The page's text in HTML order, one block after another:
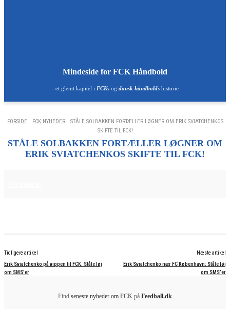
Mindeside for FCK Håndbold
- et glemt kapitel i FCKsog dansk håndboldshistorie
FORSIDE FCK NYHEDER
STÅLE SOLBAKKEN FORTÆLLER LØGNER OM ERIK SVIATCHENKOS
SKIFTE TIL FCK!
STÅLE SOLBAKKEN FORTÆLLER LØGNER OM
ERIK SVIATCHENKOS SKIFTE TIL FCK!
Tidligere artikel
Erik Sviatchenko på vippen til FCK: Ståle løj
om SMS’er
Næste artikel
Erik Sviatchenko nær FC København: Ståle løj
om SMS’er
Find seneste nyheder om FCK på Feedball.dk